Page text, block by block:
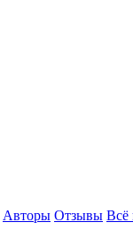
Авторы Отзывы Всё